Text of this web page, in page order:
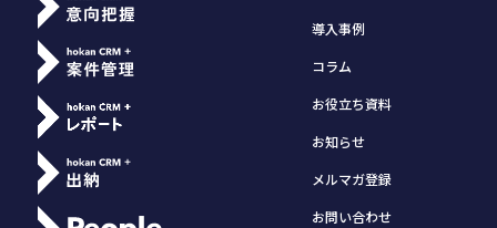
導入事例
コラム
お役立ち資料
お知らせ
メルマガ登録
お問い合わせ